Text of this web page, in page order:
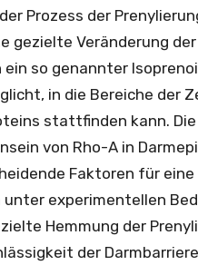
Prozess der
gezielte Veränderung
ein so genannter
in die Bereiche der
stattfinden kann.
von Rho-A in
Faktoren für
experimentellen
Hemmung der
der